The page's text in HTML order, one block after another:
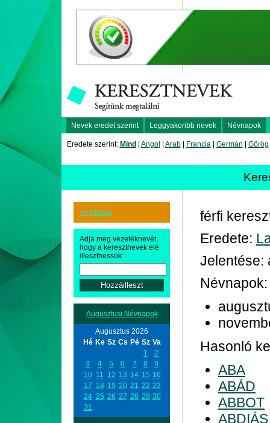
Nevek eredet szerint Leggyakoribb nevek Névnapok
Eredete szerint: Mind Angol Arab| Francia| Germán Görög
<< Vissza
Adja meg vezetéknevét,
hogy a keresztnevek elé
illeszthessük:
Augusztusi Névnapok
Augusztus 2026
Hé Ke Sz Cs Pé Sz Va
1
2
3
4 5 6 7 8
9
10 11 12 13 14 15 16
17 18 19 20 21 22 23
24 25 26 27 28 29 30
31
férfi
Eredete:
Jelentése:
Névnapok:
Hasonló
ABA
ABÁD
ABBOT
ABDIÁS